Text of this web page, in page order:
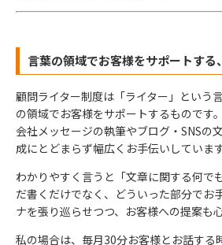
言葉の領域でお客様をサポートする
顧問ライター制度は「ライター」という
の領域でお客様をサポートするものです
会社メッセージの執筆やブログ・SNSの
成にとどまらず幅広くお手伝いしています
わかりやすく言うと「文章に関する何で
だ書くだけでなく、どういった部分でお
ナを張り巡らせつつ、お客様への提案も
私の場合は、毎月30分お客様とお話する